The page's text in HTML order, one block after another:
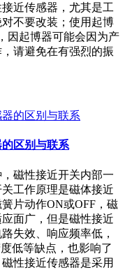
近传感器，尤其是工
不要改装；使用起博
因起博器可能会因为产
请避免在有强烈的振
区别与联系
磁性接近开关内部一
工作原理是磁体接近
片动作ON或OFF，磁
面广，但是磁性接近
失效、响应频率低，
低等缺点，也影响了
性接近传感器是采用